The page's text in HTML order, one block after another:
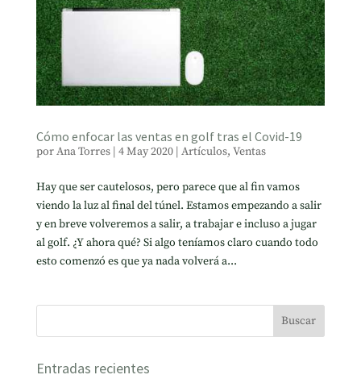
Cómo enfocar las ventas en golf tras el Covid-19
porAna Torres| 4 May 2020| Artículos, Ventas
Hay que ser cautelosos, pero parece que al fin vamos
viendo la luz al final del túnel. Estamos empezando a salir
y en breve volveremos a salir, a trabajar e incluso a jugar
al golf. ¿Y ahora qué? Si algo teníamos claro cuando todo
esto comenzó es que ya nada volverá a...
Entradas recientes